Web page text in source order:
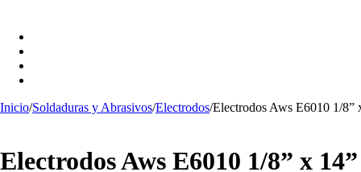
Inicio/Soldaduras y Abrasivos/Electrodos/Electrodos Aws E6010 1/8”
Electrodos Aws E6010 1/8” x